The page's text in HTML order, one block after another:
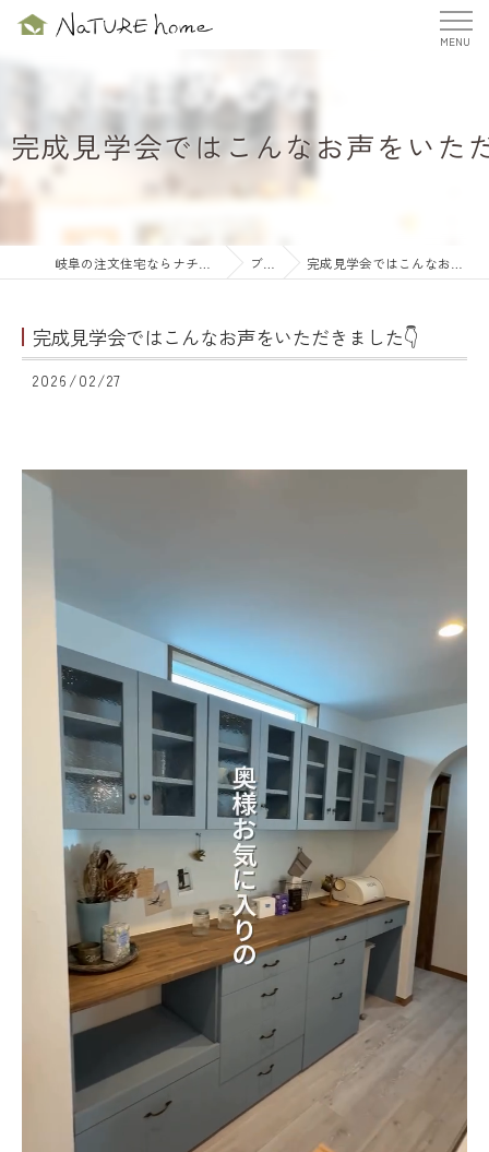
完成見学会ではこんなお声をいた
ブログ 完成見学会ではこんなお声をいただきました👇
完成見学会ではこんなお声をいただきました👇
2026/02/27